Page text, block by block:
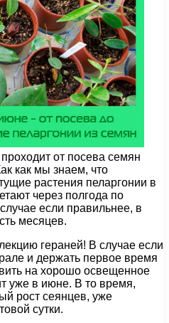
от посева семян
как мы знаем, что
растения пеларгонии в
через полгода по
если правильнее, в
месяцев.
гераней! В случае если
и держать первое время
на хорошо освещенное
уже в июне. В то время,
рост сеянцев, уже
сутки.